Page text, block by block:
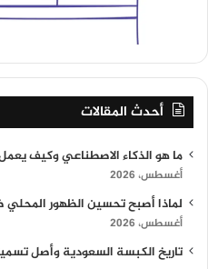
أحدث المقالات
ما هو الذكاء الاصطناعي وكيف
أغسطس، 2026
لماذا أصبح تحسين الظهور
أغسطس، 2026
تاريخ الكبسة السعودية وأصل